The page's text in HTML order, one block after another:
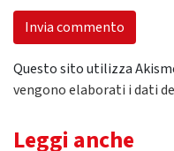
Questo sito utilizza
vengono elaborati i dati
Leggi anche